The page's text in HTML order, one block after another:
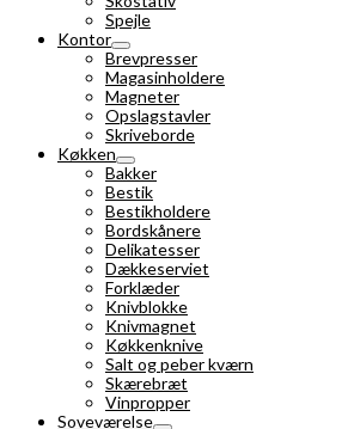
Spejle
Kontor
Brevpresser
Magasinholdere
Magneter
Opslagstavler
Skriveborde
Køkken
Bakker
Bestik
Bestikholdere
Bordskånere
Delikatesser
Dækkeserviet
Forklæder
Knivblokke
Knivmagnet
Køkkenknive
Salt og peber kværn
Skærebræt
Vinpropper
Soveværelse